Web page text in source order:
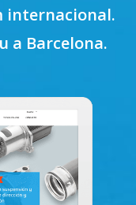
internacional.
a Barcelona.